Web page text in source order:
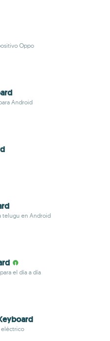
Oppo
Android
telugu en Android
el día a día
eléctrico